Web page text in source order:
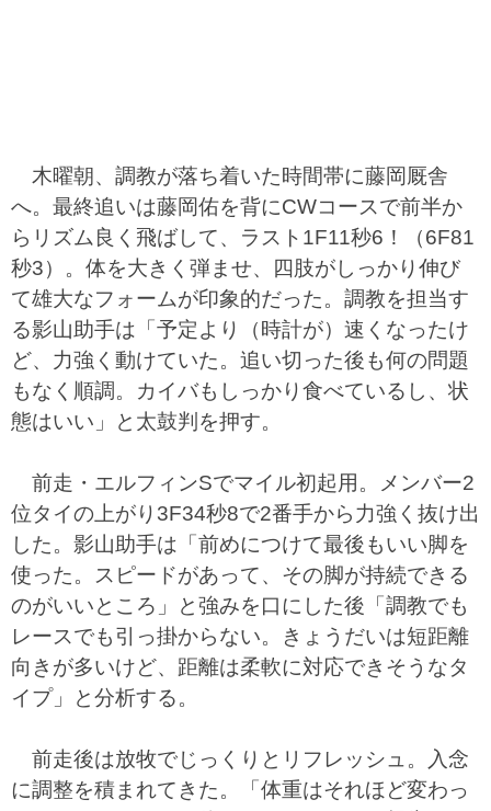
木曜朝、調教が落ち着いた時間帯に藤岡厩舎
へ。最終追いは藤岡佑を背にCWコースで前半か
らリズム良く飛ばして、ラスト1F11秒6！（6F81
秒3）。体を大きく弾ませ、四肢がしっかり伸び
て雄大なフォームが印象的だった。調教を担当す
る影山助手は「予定より（時計が）速くなったけ
ど、力強く動けていた。追い切った後も何の問題
もなく順調。カイバもしっかり食べているし、状
態はいい」と太鼓判を押す。
前走・エルフィンSでマイル初起用。メンバー2
位タイの上がり3F34秒8で2番手から力強く抜け出
した。影山助手は「前めにつけて最後もいい脚を
使った。スピードがあって、その脚が持続できる
のがいいところ」と強みを口にした後「調教でも
レースでも引っ掛からない。きょうだいは短距離
向きが多いけど、距離は柔軟に対応できそうなタ
イプ」と分析する。
前走後は放牧でじっくりとリフレッシュ。入念
に調整を積まれてきた。「体重はそれほど変わっ